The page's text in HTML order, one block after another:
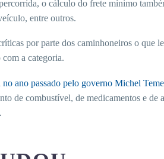
o cálculo do frete mínimo
entre outros.
por parte dos caminhoneiros o que
a categoria.
no ano passado pelo governo Michel
de combustível, de medicamentos e